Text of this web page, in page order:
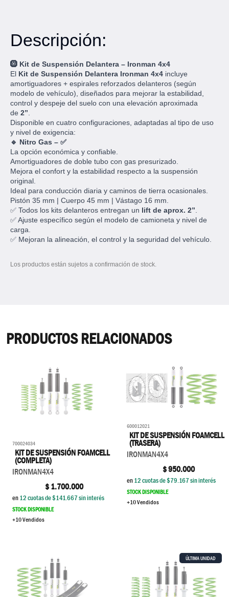
Descripción:
🛞 Kit de Suspensión Delantera – Ironman 4x4
El Kit de Suspensión Delantera Ironman 4x4 incluye
amortiguadores + espirales reforzados delanteros (según
modelo de vehículo), diseñados para mejorar la estabilidad,
control y despeje del suelo con una elevación aproximada
de 2”
Disponible en cuatro configuraciones, adaptadas al tipo de uso
y nivel de exigencia:
🔹 Nitro Gas – ✅
La opción económica y confiable.
Amortiguadores de doble tubo con gas presurizado.
Mejora el confort y la estabilidad respecto a la suspensión
original.
Ideal para conducción diaria y caminos de tierra ocasionales.
Pistón 35 mm | Cuerpo 45 mm | Vástago 16 mm.
✅ Todos los kits delanteros entregan un lift de aprox. 2”
✅ Ajuste específico según el modelo de camioneta y nivel de
carga.
✅ Mejoran la alineación, el control y la seguridad del vehículo.
Los productos están sujetos a confirmación de stock.
PRODUCTOS RELACIONADOS
700024034
KIT DE SUSPENSIÓN FOAMCELL
(COMPLETA)
IRONMAN4X4
$1.700.000
en12cuotas de $141.667sin interés
STOCK DISPONIBLE
+10 Vendidos
600012021
KIT DE SUSPENSIÓN FOAMCELL
(TRASERA)
IRONMAN4X4
$950.000
en12cuotas de $79.167sin interés
STOCK DISPONIBLE
+10 Vendidos
ÚLTIMA UNIDAD